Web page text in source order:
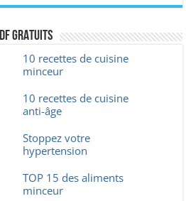
GRATUITS
10 recettes de cuisine
minceur
10 recettes de cuisine
anti-âge
Stoppez votre
hypertension
TOP 15 des aliments
minceur